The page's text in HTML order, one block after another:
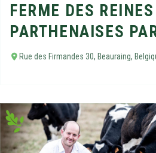
FERME DES
PARTHENAISES
Rue des Firmandes 30, Beauraing,